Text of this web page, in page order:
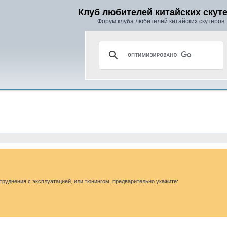
Клуб любителей китайских
Форум клуба любителей китайских скутеров
с эксплуатацией, или тюнингом, предварительно укажите: